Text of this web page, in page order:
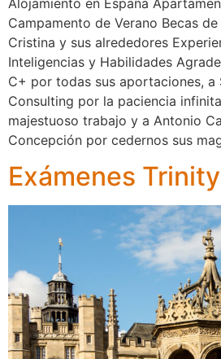
Alojamiento en España
Campamento de Verano Becas
Cristina y sus alrededores
Inteligencias y Habilidades
C+ por todas sus aportaciones, a
Consulting por la paciencia
majestuoso trabajo y a Antonio
Concepción por cedernos sus
Exámenes